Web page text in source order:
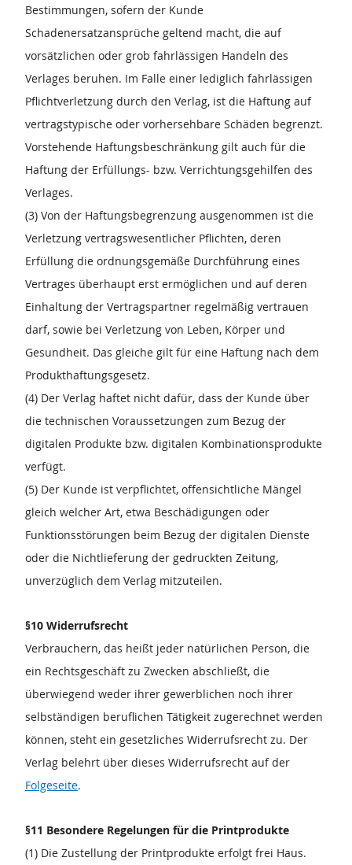
Bestimmungen, sofern der Kunde
Schadenersatzansprüche geltend macht, die auf
vorsätzlichen oder grob fahrlässigen Handeln des
Verlages beruhen. Im Falle einer lediglich fahrlässigen
Pflichtverletzung durch den Verlag, ist die Haftung auf
vertragstypische oder vorhersehbare Schäden begrenzt.
Vorstehende Haftungsbeschränkung gilt auch für die
Haftung der Erfüllungs- bzw. Verrichtungsgehilfen des
Verlages.
(3) Von der Haftungsbegrenzung ausgenommen ist die
Verletzung vertragswesentlicher Pflichten, deren
Erfüllung die ordnungsgemäße Durchführung eines
Vertrages überhaupt erst ermöglichen und auf deren
Einhaltung der Vertragspartner regelmäßig vertrauen
darf, sowie bei Verletzung von Leben, Körper und
Gesundheit. Das gleiche gilt für eine Haftung nach dem
Produkthaftungsgesetz.
(4) Der Verlag haftet nicht dafür, dass der Kunde über
die technischen Voraussetzungen zum Bezug der
digitalen Produkte bzw. digitalen Kombinationsprodukte
verfügt.
(5) Der Kunde ist verpflichtet, offensichtliche Mängel
gleich welcher Art, etwa Beschädigungen oder
Funktionsstörungen beim Bezug der digitalen Dienste
oder die Nichtlieferung der gedruckten Zeitung,
unverzüglich dem Verlag mitzuteilen.
§10 Widerrufsrecht
Verbrauchern, das heißt jeder natürlichen Person, die
ein Rechtsgeschäft zu Zwecken abschließt, die
überwiegend weder ihrer gewerblichen noch ihrer
selbständigen beruflichen Tätigkeit zugerechnet werden
können, steht ein gesetzliches Widerrufsrecht zu. Der
Verlag belehrt über dieses Widerrufsrecht auf der
Folgeseite.
§11 Besondere Regelungen für die Printprodukte
(1) Die Zustellung der Printprodukte erfolgt frei Haus.